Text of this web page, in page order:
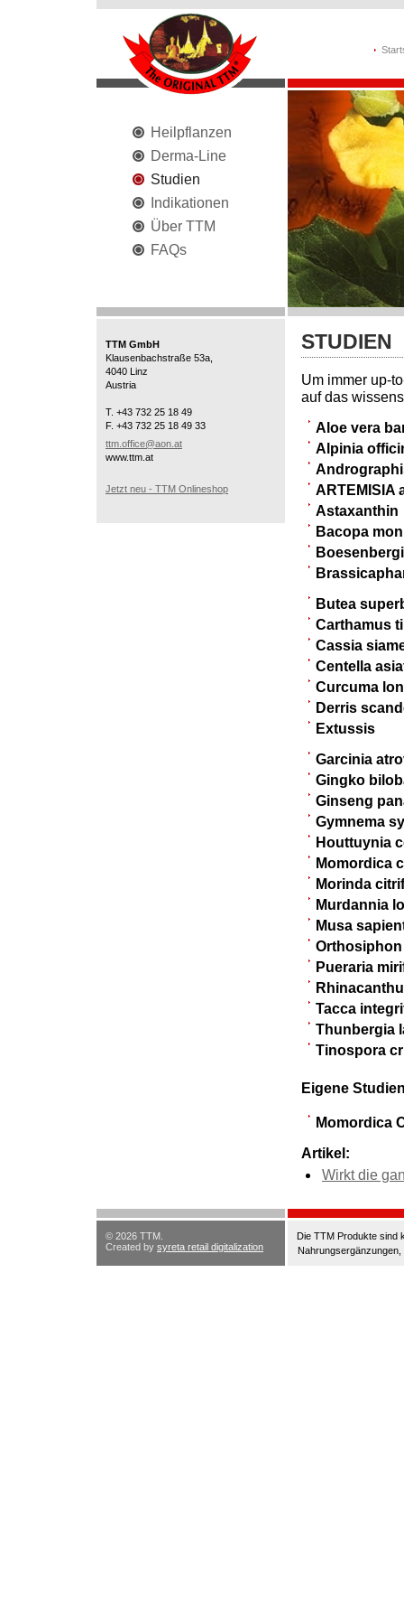
Heilpflanzen
Derma-Line
Studien
Indikationen
Über TTM
FAQs
TTM GmbH
Klausenbachstraße 53a,
4040 Linz
Austria
T. +43 732 25 18 49
F. +43 732 25 18 49 33
ttm.office@aon.at
www.ttm.at
Jetzt neu - TTM Onlineshop
STUDIEN
Um immer up-
auf das
Aloe vera
Alpinia
ARTEMISIA
Astaxanthin
Bacopa
Butea
Carthamus
Cassia
Centella
Curcuma
Derris
Extussis
Garcinia
Gingko
Ginseng
Gymnema
Houttuynia
Momordica
Morinda
Murdannia
Musa
Pueraria
Tacca
Thunbergia
Tinospora
Eigene
Momordica
Artikel:
Wirkt die
© 2026 TTM.
Created by syreta retail digitalization
Die TTM Produkte sind